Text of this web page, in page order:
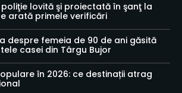
lovită şi proiectată în şanţ la
arată primele verificări
despre femeia de 90 de ani găsită
casei din Târgu Bujor
în 2026: ce destinații atrag